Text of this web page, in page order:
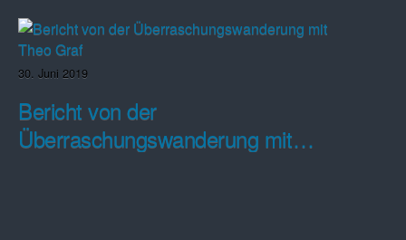
30. Juni 2019
Bericht von der
Überraschungswanderung mit